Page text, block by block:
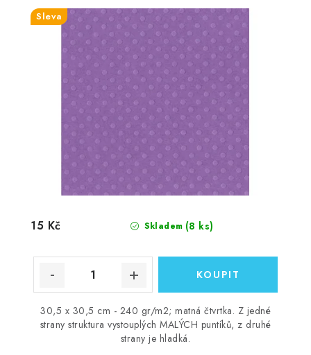
Sleva
Skladem (8 ks)
15 Kč
30,5 x 30,5 cm - 240 gr/m2; matná čtvrtka. Z jedné
strany struktura vystouplých MALÝCH puntíků, z druhé
strany je hladká.